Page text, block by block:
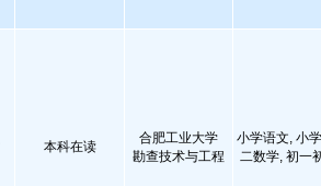
本科在读
合肥工业大学
勘查技术与工程
小学语文, 小
二数学, 初一